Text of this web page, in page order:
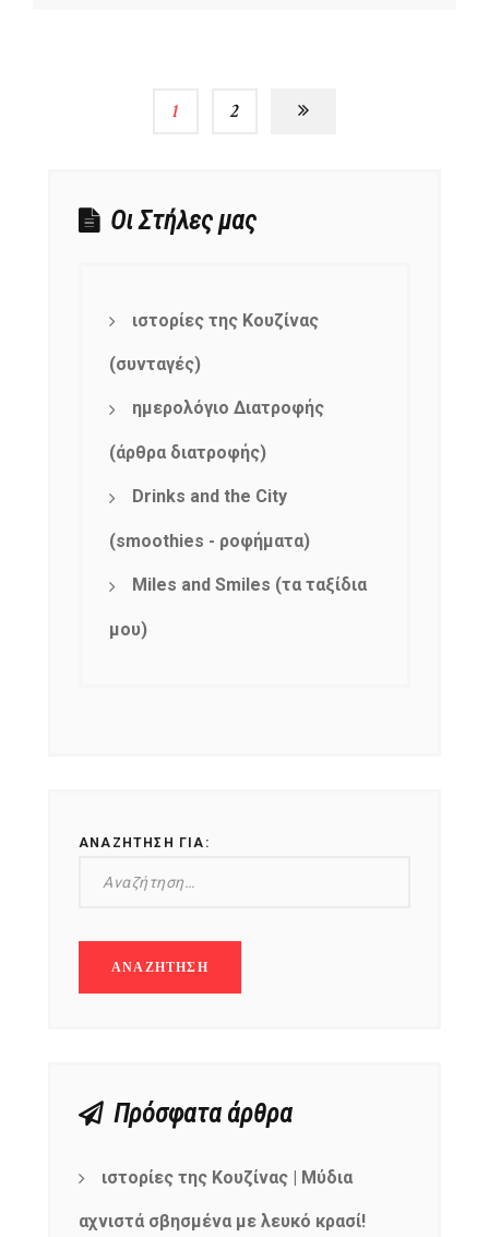
1 2
Οι Στήλες μας
ιστορίες της Κουζίνας
(συνταγές)
ημερολόγιο Διατροφής
(άρθρα διατροφής)
Drinks and the City
(smoothies - ροφήματα)
Miles and Smiles (τα ταξίδια
μου)
ΑΝΑΖΉΤΗΣΗ ΓΙΑ:
Πρόσφατα άρθρα
ιστορίες της Κουζίνας | Μύδια
αχνιστά σβησμένα με λευκό κρασί!